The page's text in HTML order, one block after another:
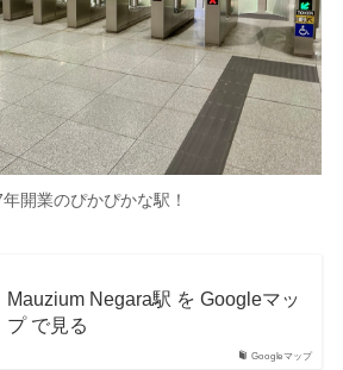
開業のぴかぴかな駅！
Googleマップ
Mauzium Negara駅 を Googleマッ
プ で見る